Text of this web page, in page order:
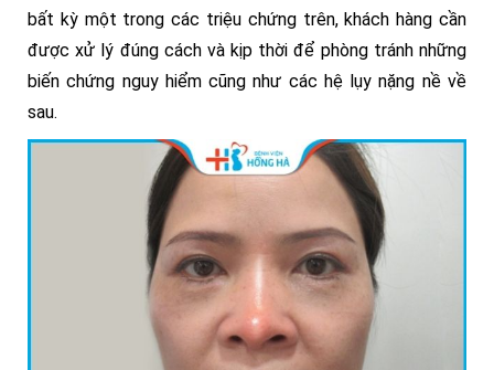
bất kỳ một trong các triệu chứng trên, khách hàng cần
được xử lý đúng cách và kịp thời để phòng tránh những
biến chứng nguy hiểm cũng như các hệ lụy nặng nề về
sau.